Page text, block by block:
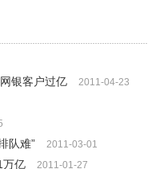
银客户过亿
2011-04-23
队难” 2011-03-01
万亿 2011-01-27